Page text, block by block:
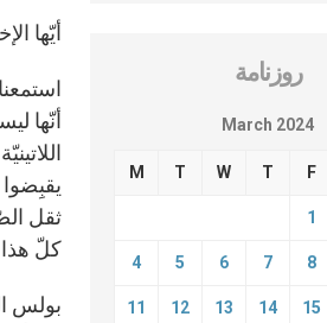
أيّها
أنّها
اللاتينيّة
ثقل
كلّ هذا
روزنامة
March 2024
M T W T F
1
4 5 6 7 8
11 12 13 14 15